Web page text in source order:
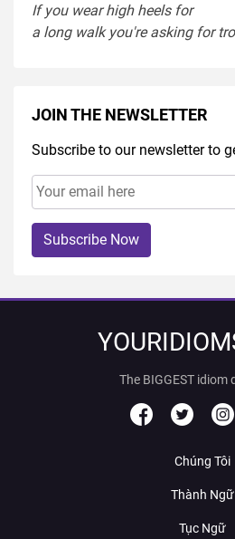
If you wearhigh heelsfor
a long walkyou'reaskingfor
JOIN THE NEWSLETTER
Subscribe to our newsletter to
Subscribe Now
The BIGGEST idiom
Chúng Tôi
Thành Ngữ
Tục Ngữ